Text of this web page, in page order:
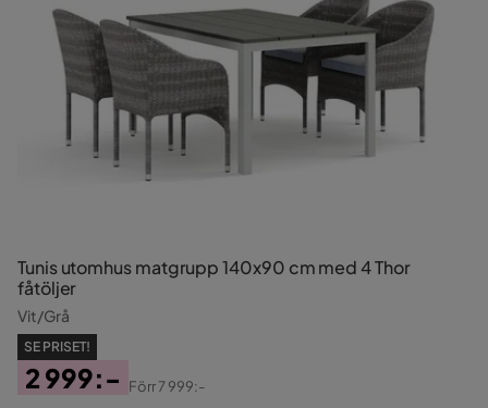
Tunis utomhus matgrupp 140x90 cm med 4 Thor
fåtöljer
Vit/Grå
SE PRISET!
2 999:-
Förr7 999:-